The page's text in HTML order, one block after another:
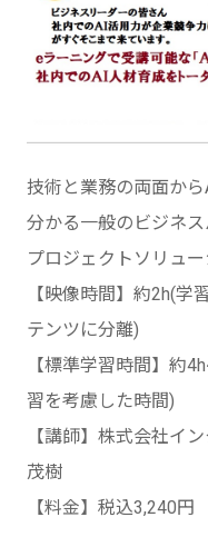
技術と業務の両面か
分かる一般のビジネ
プロジェクトソリュ
【映像時間】約2h(学
テンツに分離)
【標準学習時間】約
習を考慮した時間)
【講師】株式会社
茂樹
【料金】税込3,240